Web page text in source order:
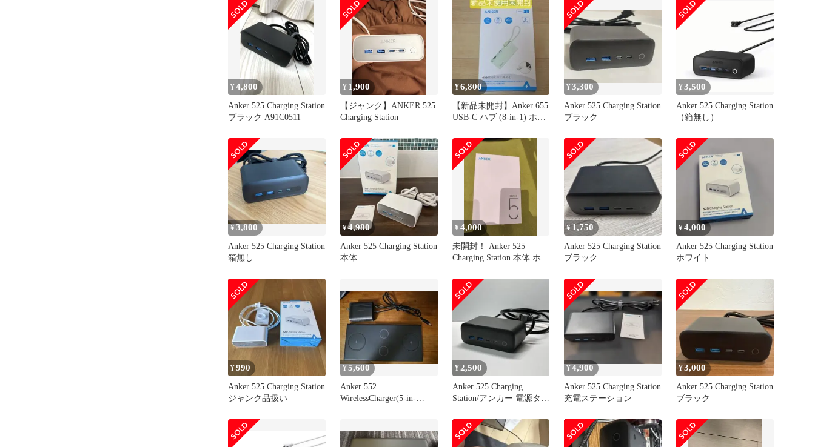
¥4,800
Anker 525 Charging Station
ブラック A91C0511
¥ 1,900
【ジャンク】ANKER 525
Charging Station
¥6,800
【新品未開封】Anker 655
USB-C ハブ (8-in-1) ホワ
¥3,300
Anker 525 Charging Station
ブラック
¥3,500
Anker 525 Charging Station
（箱無し）
¥3,800
Anker 525 Charging Station
箱無し
¥4,980
Anker 525 Charging Station
本体
¥4,000
未開封！ Anker 525
Charging Station 本体 ホワ
¥1,750
Anker 525 Charging Station
ブラック
¥4,000
Anker 525 Charging Station
ホワイト
¥990
Anker 525 Charging Station
ジャンク品扱い
¥5,600
Anker 552
WirelessCharger(5-in-
¥2,500
Anker 525 Charging
Station/アンカー 電源タッ
¥4,900
Anker 525 Charging Station
充電ステーション
¥3,000
Anker 525 Charging Station
ブラック